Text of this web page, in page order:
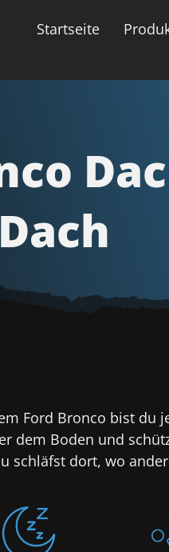
Startseite
Ford Bronco bist du
dem Boden und
schläfst dort, wo